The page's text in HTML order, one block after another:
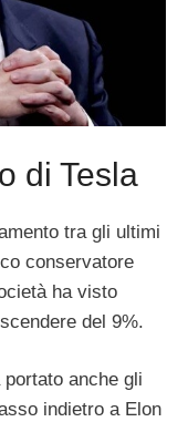
di Tesla
tra gli ultimi
conservatore
ha visto
scendere del 9%.
anche gli
indietro a Elon